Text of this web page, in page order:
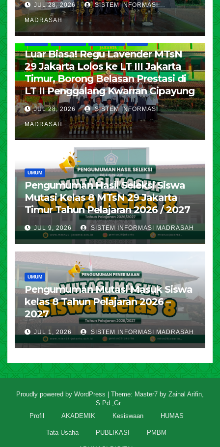
JUL 28, 2026 SISTEM INFORMASI
MADRASAH
Luar Biasa! Regu Lavender MTsN
29 Jakarta Lolos ke LT III Jakarta
Timur, Borong Belasan Prestasi di
LT II Penggalang Kwarran Cipayung
JUL 28, 2026 SISTEM INFORMASI
MADRASAH
UMUM
Pengumuman Hasil Seleksi Siswa
Mutasi Kelas 8 MTsN 29 Jakarta
Timur Tahun Pelajaran 2026 / 2027
JUL 9, 2026 SISTEM INFORMASI MADRASAH
UMUM
Pengumuman Mutasi Masuk Siswa
kelas 8 Tahun Pelajaran 2026 –
2027
JUL 1, 2026 SISTEM INFORMASI MADRASAH
Proudly powered by WordPress Theme: Master7 by Zainal Arifin,
S.Pd.,Gr.
Profil
AKADEMIK Kesiswaan HUMAS
Tata Usaha PUBLIKASI PMBM